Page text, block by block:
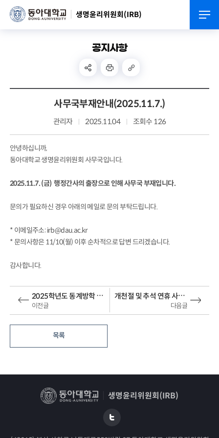
생명윤리위원회(IRB)
공지사항
사무국부재안내(2025.11.7.)
관리자 2025.11.04 조회수 126
안녕하십니까,
동아대학교 생명윤리위원회 사무국입니다.
2025.11.7. (금) 행정간사의 출장으로 인해 사무국 부재입니다.
문의가 필요하신 경우 아래의 메일로 문의 부탁드립니다.
* 이메일주소: irb@dau.ac.kr
* 문의사항은11/10(월) 이후 순차적으로 답변드리겠습니다.
감사합니다.
이전글
2025학년도 동계방학 단축근무 및 집중휴무일 안내
다음글
개천절 및 추석 연휴 사무국 부재 안내
목록
생명윤리위원회(IRB)